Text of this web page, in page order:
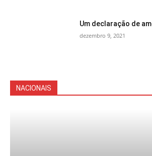
Um declaração de
dezembro 9, 2021
NACIONAIS